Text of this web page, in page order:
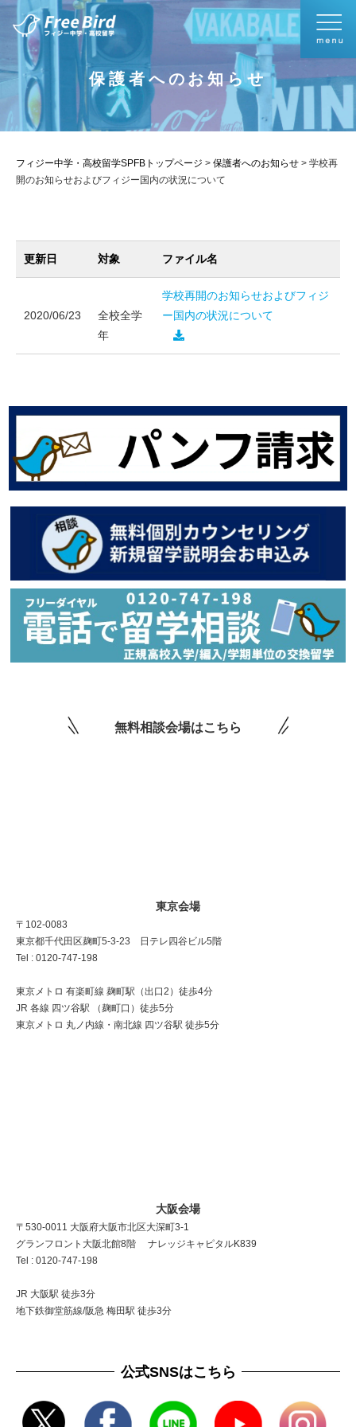
保護者へのお知らせ
フィジー中学・高校留学SPFBトップページ > 保護者へのお知らせ > 学校再
開のお知らせおよびフィジー国内の状況について
更新日 対象 ファイル名
2020/06/23
全校全学
年
学校再開のお知らせおよびフィジ
ー国内の状況について
無料相談会場はこちら
東京会場
〒102-0083
東京都千代田区麹町5-3-23 日テレ四谷ビル5階
Tel : 0120-747-198
東京メトロ 有楽町線 麹町駅（出口2）徒歩4分
JR 各線 四ツ谷駅 （麹町口）徒歩5分
東京メトロ 丸ノ内線・南北線 四ツ谷駅 徒歩5分
大阪会場
〒530-0011 大阪府大阪市北区大深町3-1
グランフロント大阪北館8階 ナレッジキャピタルK839
Tel : 0120-747-198
JR 大阪駅 徒歩3分
地下鉄御堂筋線/阪急 梅田駅 徒歩3分
公式SNSはこちら